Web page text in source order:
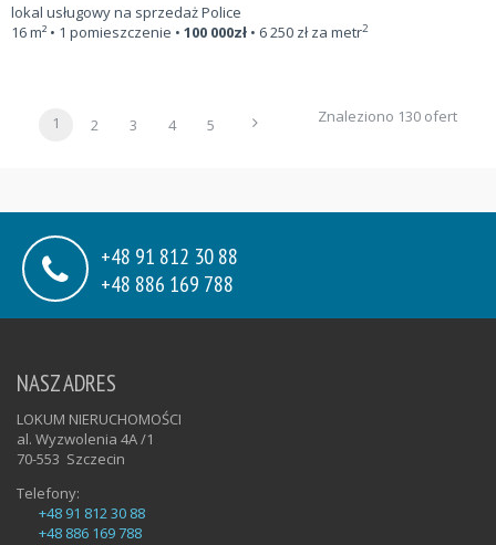
lokal usługowy na sprzedaż Police
16m² • 1 pomieszczenie • 100 000zł • 6 250 zł za metr2
1 2 3 4 5 Znaleziono 130 ofert
+48 91 812 30 88
+48 886 169 788
NASZ ADRES
LOKUM NIERUCHOMOŚCI
al. Wyzwolenia 4A /1
70-553 Szczecin
Telefony:
+48 91 812 30 88
+48 886 169 788